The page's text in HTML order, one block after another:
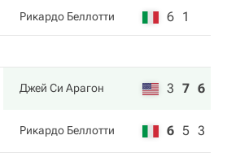
Рикардо Беллотти 6 1
Джей Си Арагон 3 7 6
Рикардо Беллотти 6 5 3